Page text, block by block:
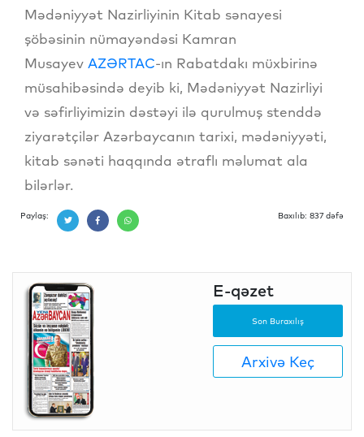
Mədəniyyət Nazirliyinin Kitab sənayesi
şöbəsinin nümayəndəsi Kamran
Musayev AZƏRTAC-ın Rabatdakı müxbirinə
müsahibəsində deyib ki, Mədəniyyət Nazirliyi
və səfirliyimizin dəstəyi ilə qurulmuş stenddə
ziyarətçilər Azərbaycanın tarixi, mədəniyyəti,
kitab sənəti haqqında ətraflı məlumat ala
bilərlər.
Paylaş: Baxılıb: 837 dəfə
E-qəzet
Son Buraxılış
Arxivə Keç